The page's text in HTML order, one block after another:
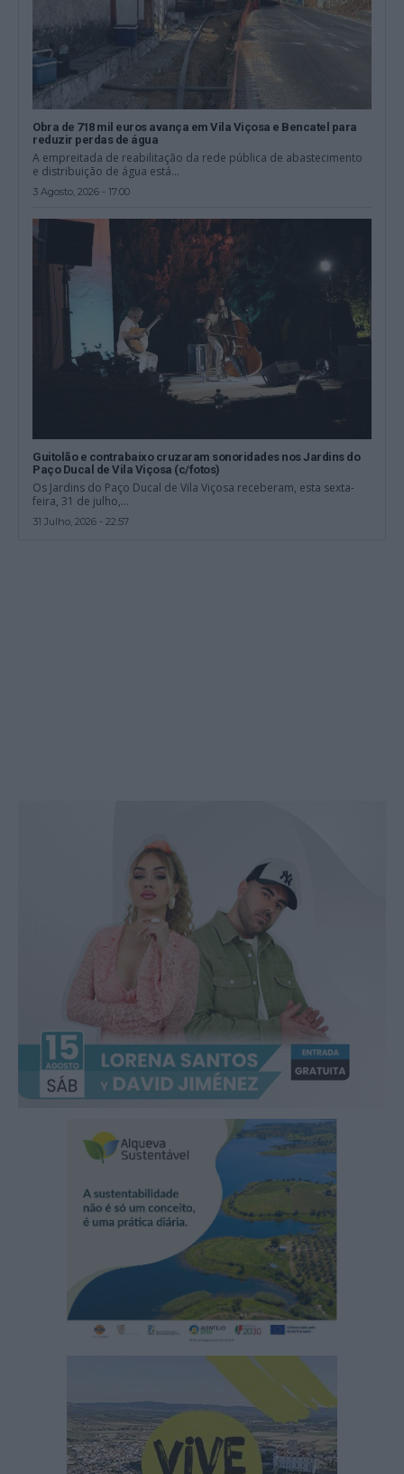
Obra de 718 mil euros avança em Vila Viçosa e Bencatel para
reduzir perdas de água
A empreitada de reabilitação da rede pública de abastecimento
e distribuição de água está...
3 Agosto, 2026 - 17:00
Guitolão e contrabaixo cruzaram sonoridades nos Jardins do
Paço Ducal de Vila Viçosa (c/fotos)
Os Jardins do Paço Ducal de Vila Viçosa receberam, esta sexta-
feira, 31 de julho,...
31 Julho, 2026 - 22:57